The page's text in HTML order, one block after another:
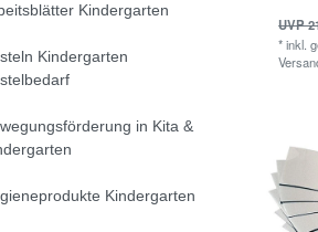
Kindergarten
Kindergarten
in Kita &
Kindergarten
UVP
*inkl.